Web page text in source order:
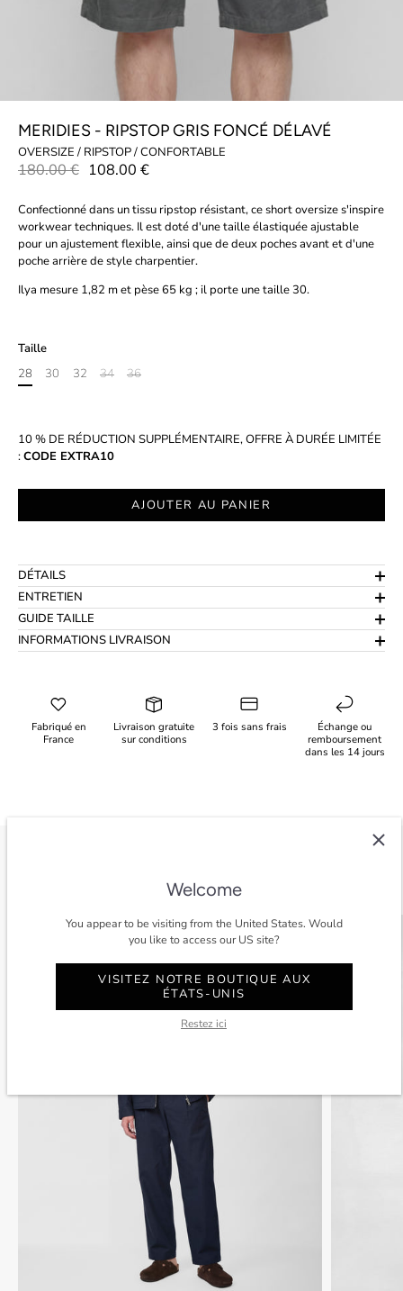
MERIDIES - RIPSTOP GRIS FONCÉ DÉLAVÉ
OVERSIZE / RIPSTOP / CONFORTABLE
180.00 € 108.00 €
Confectionné dans un tissu ripstop résistant, ce short oversize s'inspire
workwear techniques. Il est doté d'une taille élastiquée ajustable
pour un ajustement flexible, ainsi que de deux poches avant et d'une
poche arrière de style charpentier.
Ilya mesure 1,82 m et pèse 65 kg ; il porte une taille 30.
Taille
28
30 32 34 36
10 % DE RÉDUCTION SUPPLÉMENTAIRE, OFFRE À DURÉE LIMITÉE
:CODE EXTRA10
AJOUTER AU PANIER
DÉTAILS
ENTRETIEN
GUIDE TAILLE
INFORMATIONS LIVRAISON
Fabriqué en
France
Livraison gratuite
sur conditions
3 fois sans frais
Échange ou
remboursement
dans les 14 jours
-40% SOLDES
Welcome
You appear to be visiting from the United States. Would
you like to access our US site?
VISITEZ NOTRE BOUTIQUE AUX
ÉTATS-UNIS
Restez ici